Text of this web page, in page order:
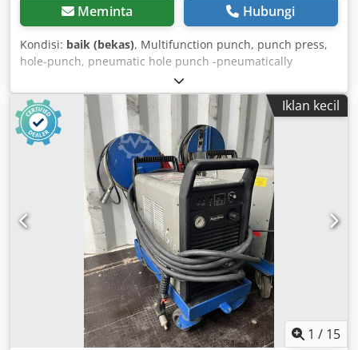
Meminta Hubungi
Kondisi: baik (bekas), Multifunction punch, punch press,
hole-punch, pneumatic hole punch -pneumatically
operated Crjdpfx Asn Sru Holgef
Iklan kecil
1 / 15